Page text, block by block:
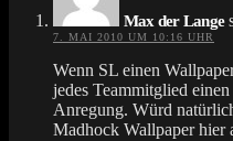
Max der Lange
7. MAI 2010 UM 10:16 UHR
Wenn SL einen
jedes Teammitglied
Anregung. Würd
Madhock Wallpaper hier